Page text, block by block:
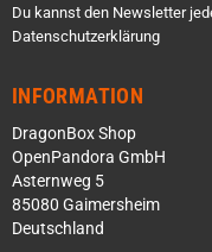
Du kannst den Newsletter
Datenschutzerklärung
INFORMATION
DragonBox Shop
OpenPandora GmbH
Asternweg 5
85080 Gaimersheim
Deutschland